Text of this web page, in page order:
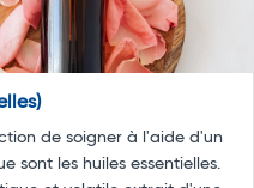
de soigner à l'aide d'un
sont les huiles essentielles.